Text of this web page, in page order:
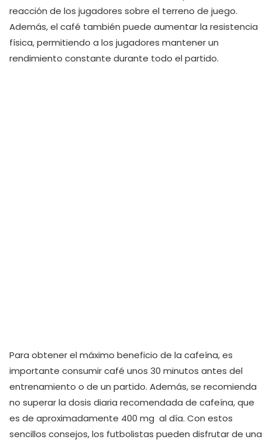
reacción de los jugadores sobre el terreno de juego.
Además, el café también puede ‍aumentar la resistencia
física, permitiendo a los ‍jugadores mantener un
rendimiento constante durante todo el partido.
Para obtener el máximo beneficio de la cafeína, es
importante consumir café unos 30 minutos antes del
entrenamiento o de un partido. Además, se recomienda
no superar la dosis diaria recomendada de cafeína, que
es de aproximadamente 400 mg ‍ al día. Con estos
sencillos consejos, los futbolistas pueden disfrutar de una